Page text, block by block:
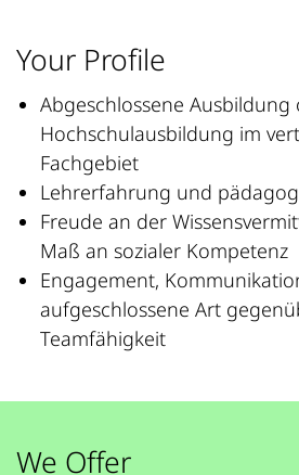
Your Profile
Abgeschlossene Ausbildung
Hochschulausbildung im
Fachgebiet
Lehrerfahrung und
Freude an der
Maß an sozialer Kompetenz
Engagement,
aufgeschlossene Art
Teamfähigkeit
We Offer